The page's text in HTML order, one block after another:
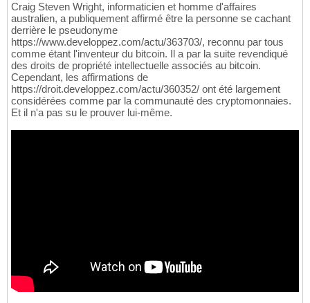
Craig Steven Wright, informaticien et homme d'affaires
australien, a publiquement affirmé être la personne se cachant
derrière le pseudonyme
https://www.developpez.com/actu/363703/, reconnu par tous
comme étant l'inventeur du bitcoin. Il a par la suite revendiqué
des droits de propriété intellectuelle associés au bitcoin.
Cependant, les affirmations de
https://droit.developpez.com/actu/360352/ ont été largement
considérées comme par la communauté des cryptomonnaies.
Et il n'a pas su le prouver lui-même.